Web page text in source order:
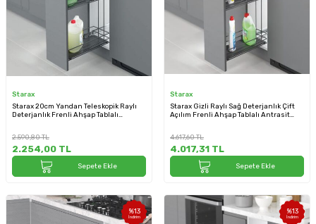
Starax
Starax 20cm Yandan Teleskopik Raylı
Deterjanlık Frenli Ahşap Tablalı
2.590,80TL
2.254,00 TL
Sepete Ekle
Starax
Starax Gizli Raylı Sağ Deterjanlık Çift
Açılım Frenli Ahşap Tablalı Antrasit
4.617,60TL
4.017,31 TL
Sepete Ekle
%13
İndirim
%13
İndirim